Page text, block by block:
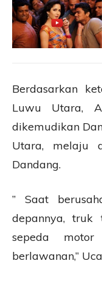
Berdasarkan
Luwu Utara,
dikemudikan
Utara, melaju
Dandang.
” Saat
depannya, truk
sepeda
berlawanan,”